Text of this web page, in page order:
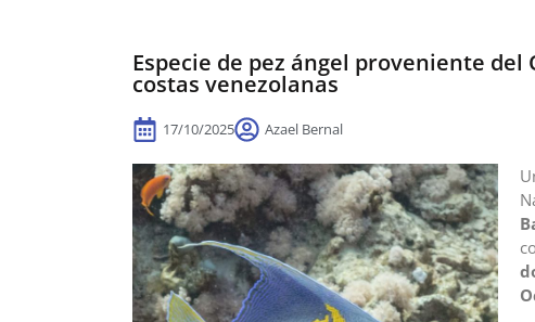
Especie de pez ángel proveniente
costas venezolanas
17/10/2025 Azael Bernal